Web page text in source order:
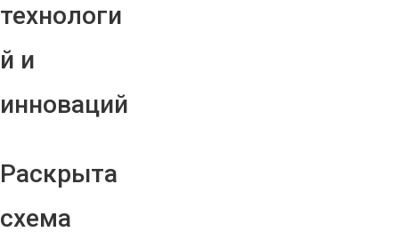
технологи
й и
инноваций
Раскрыта
схема